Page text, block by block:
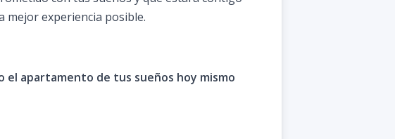
mejor experiencia posible.
apartamento de tus sueños hoy mismo